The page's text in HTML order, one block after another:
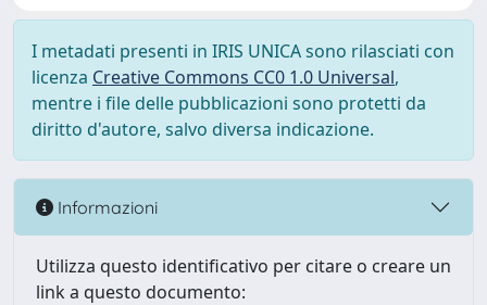
I metadati presenti in IRIS UNICA sono rilasciati con
licenza Creative Commons CC0 1.0 Universal,
mentre i file delle pubblicazioni sono protetti da
diritto d'autore, salvo diversa indicazione.
Informazioni
Utilizza questo identificativo per citare o creare un
link a questo documento: